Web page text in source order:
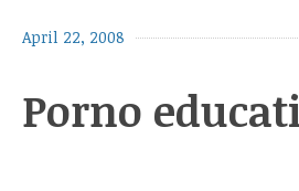
April 22, 2008
Porno